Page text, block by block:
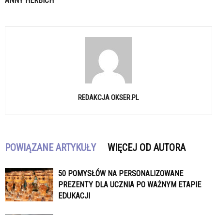
REDAKCJA OKSER.PL
POWIĄZANE ARTYKUŁY WIĘCEJ OD AUTORA
50 POMYSŁÓW NA PERSONALIZOWANE
PREZENTY DLA UCZNIA PO WAŻNYM ETAPIE
EDUKACJI